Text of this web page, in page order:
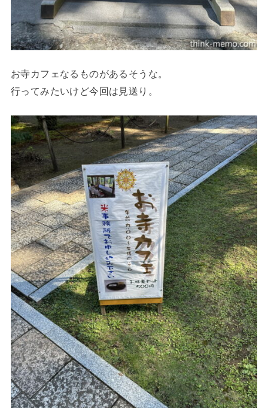
お寺カフェなるものがあるそうな。
行ってみたいけど今回は見送り。